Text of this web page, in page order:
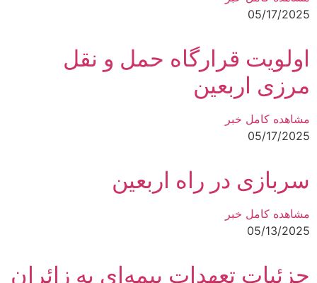
05/17/2025
اولویت قرارگاه حمل و نقل
مرزی اربعین
مشاهده کامل خبر
05/17/2025
سربازی در راه اربعین
مشاهده کامل خبر
05/13/2025
جزئیات تعهدات بیمه‌ای به زائران